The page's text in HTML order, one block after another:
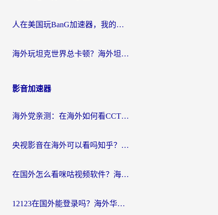
人在美国玩BanG加速器，我的延迟终于绿了
海外玩坦克世界总卡顿？海外坦克世界加速器有哪些？实测好用的选择在这里
影音加速器
海外党亲测：在海外如何看CCTV？告别“仅限大陆播放”的实用指南
央视影音在海外可以看吗知乎？留学生亲测：3步解决地域限制+追剧自由
在国外怎么看咪咕视频软件？海外党亲测有效的回国加速方案
12123在国外能登录吗？海外华人必看的回国加速实用指南